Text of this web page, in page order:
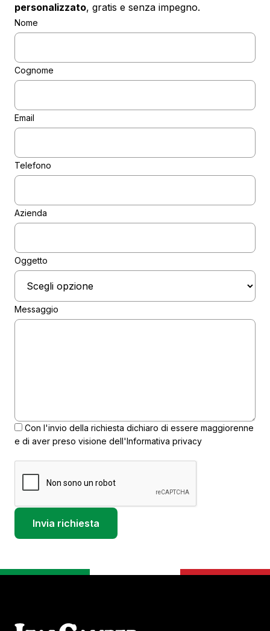
personalizzato, gratis e senza impegno.
Nome
Cognome
Email
Telefono
Azienda
Oggetto
Messaggio
Con l'invio della richiesta dichiaro di essere maggiorenne
e di aver preso visione dell'Informativa privacy